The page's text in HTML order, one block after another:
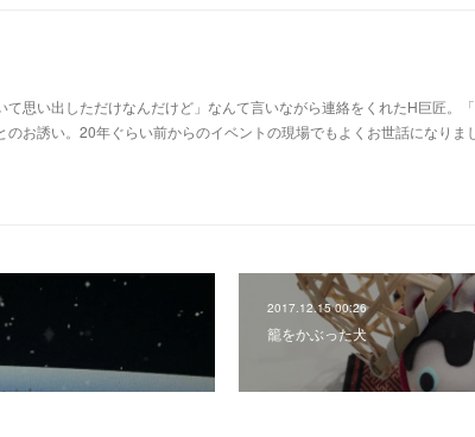
て思い出しただけなんだけど」なんて言いながら連絡をくれたH巨匠。
お誘い。20年ぐらい前からのイベントの現場でもよくお世話になりま
2017.12.15 00:26
籠をかぶった犬